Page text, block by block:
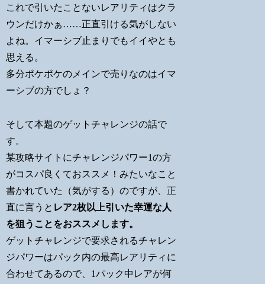
これで引いたことないレアリティはクラ
ウンだけかぁ……正直引ける気がしない
よね。イマーシブ止まりでもイイやとも
思える。
多分ポケポケのメインで売りなのはイマ
ーシブの方でしょ？
そして本題のゲットチャレンジの話で
す。
某攻略サイトにチャレンジパワー1の方
がコスパ良くておススメ！みたいなこと
書かれていた（気がする）のですが、正
直に言うと レア2枚以上引いた幸運な人
を狙うことをおススメします。
ゲットチャレンジで要求されるチャレン
ジパワーはパック内の最高レアリティに
合わせてあるので、1パック中レアが何